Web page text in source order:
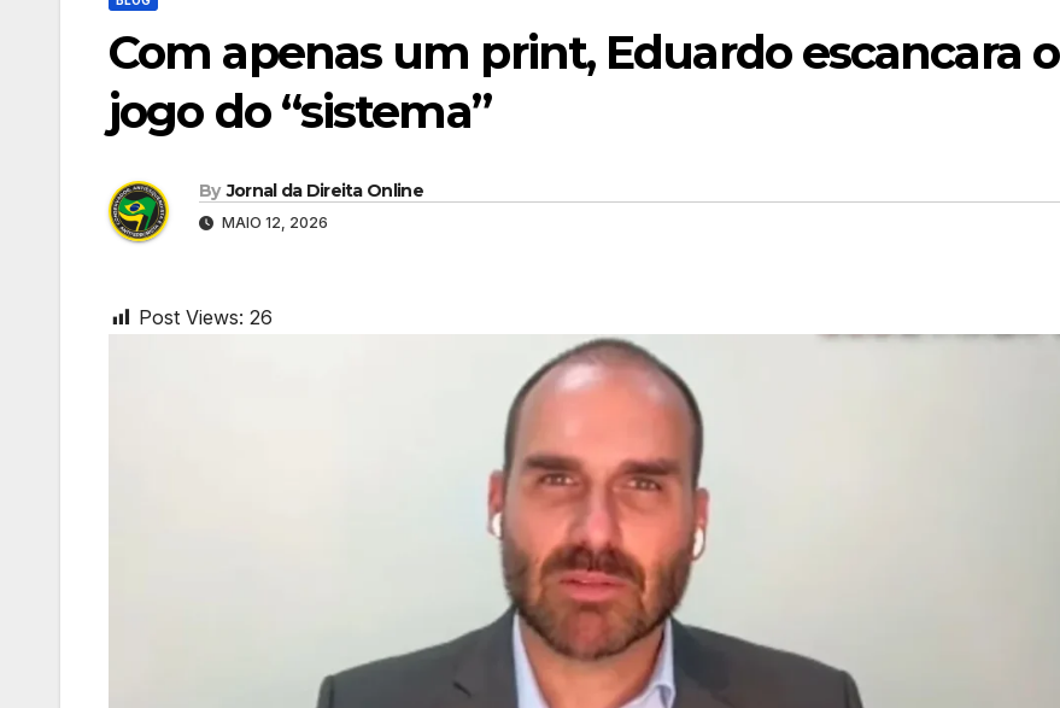
Com apenas um print, Eduardo escancara o
jogo do “sistema”
By Jornal da Direita Online
MAIO 12, 2026
Post Views: 26